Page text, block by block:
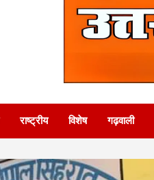
राष्ट्रीय विशेष गढ़वाली